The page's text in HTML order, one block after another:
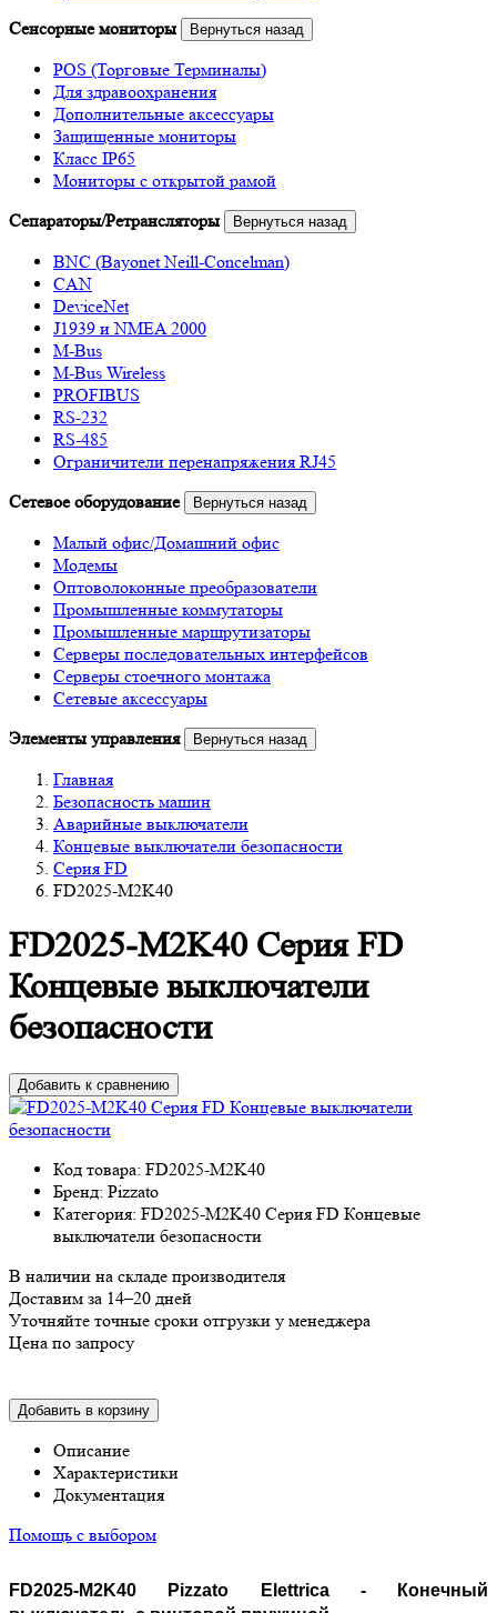
Сенсорные мониторы
Вернуться назад
POS (Торговые Терминалы)
Для здравоохранения
Дополнительные аксессуары
Защищенные мониторы
Класс IP65
Мониторы с открытой рамой
Сепараторы/Ретрансляторы
Вернуться назад
BNC (Bayonet Neill-Concelman)
CAN
DeviceNet
J1939 и NMEA 2000
M-Bus
M-Bus Wireless
PROFIBUS
RS-232
RS-485
Ограничители перенапряжения RJ45
Сетевое оборудование
Вернуться назад
Малый офис/Домашний офис
Модемы
Оптоволоконные преобразователи
Промышленные коммутаторы
Промышленные маршрутизаторы
Серверы последовательных интерфейсов
Серверы стоечного монтажа
Сетевые аксессуары
Элементы управления
Вернуться назад
Главная
Безопасность машин
Аварийные выключатели
Концевые выключатели безопасности
Серия FD
FD2025-M2K40
FD2025-M2K40 Серия FD
Концевые выключатели
безопасности
Добавить к сравнению
Код товара: FD2025-M2K40
Бренд: Pizzato
Категория: FD2025-M2K40 Серия FD Концевые
выключатели безопасности
В наличии на складе производителя
Доставим за 14–20 дней
Уточняйте точные сроки отгрузки у менеджера
Цена по запросу
Добавить в корзину
Описание
Характеристики
Документация
Помощь с выбором
FD2025-M2K40 Pizzato Elettrica -
Конечный